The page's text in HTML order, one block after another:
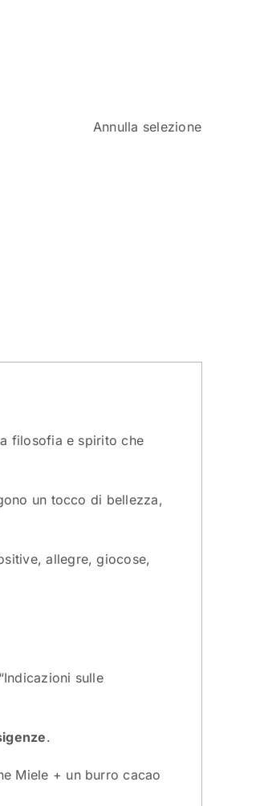
Annulla selezione
filosofia e spirito che
un tocco di bellezza,
allegre, giocose,
sulle
.
Miele + un burro cacao